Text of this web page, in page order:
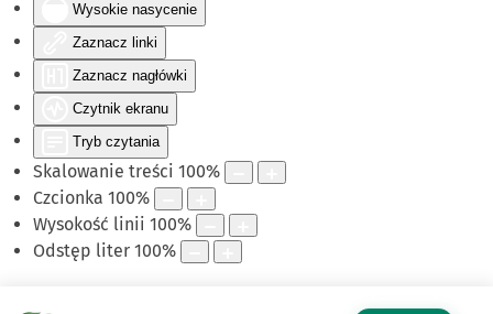
Wysokie nasycenie
Zaznacz linki
Zaznacz nagłówki
Czytnik ekranu
Tryb czytania
Skalowanie treści 100%
Czcionka 100%
Wysokość linii 100%
Odstęp liter 100%